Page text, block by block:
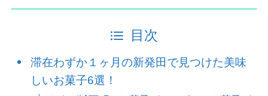
目次
滞在わずか１ヶ月の新発田で見つけた美味
しいお菓子6選！